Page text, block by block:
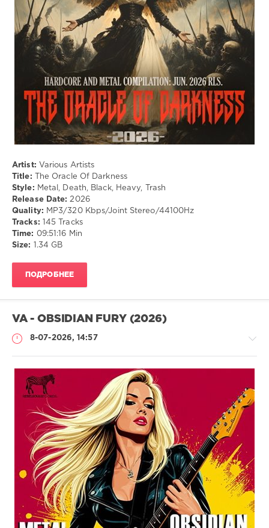
Metal ,
Death,
Black ,
Heavy,
Trash
Artist: Various Artists
Title: The Oracle Of Darkness
Style: Metal, Death, Black, Heavy, Trash
Release Date: 2026
Quality: MP3/320 Kbps/Joint Stereo/44100Hz
Tracks: 145 Tracks
Time: 09:51:16 Min
Size:
1.34 GB
ПОДРОБНЕЕ
VA - OBSIDIAN FURY (2026)
8-07-2026, 14:57
Музыка
drakon-
55
27
0
Metal,
Death,
Black,
Heavy,